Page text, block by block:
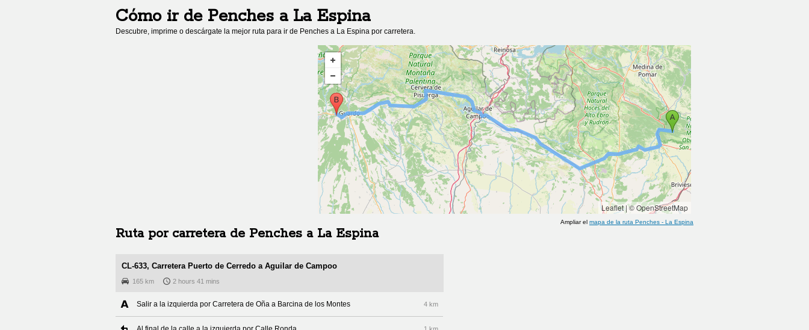
Cómo ir de Penches a La Espina
Descubre, imprime o descárgate la mejor ruta para ir de Penches a La Espina por carretera.
Leaflet|© OpenStreetMap
Ampliar el mapa de la ruta Penches - La Espina
Ruta por carretera de Penches a La Espina
CL-633, Carretera Puerto de Cerredo a Aguilar de Campoo
165 km 2 hours 41 mins
Salir a la izquierda por Carretera de Oña a Barcina de los Montes 4 km